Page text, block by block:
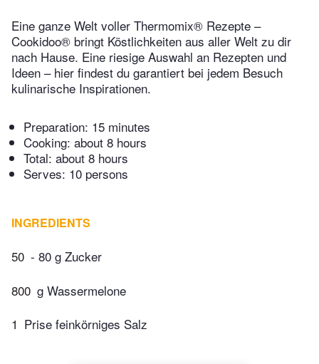
Eine ganze Welt voller Thermomix® Rezepte –
Cookidoo® bringt Köstlichkeiten aus aller Welt zu dir
nach Hause. Eine riesige Auswahl an Rezepten und
Ideen – hier findest du garantiert bei jedem Besuch
kulinarische Inspirationen.
Preparation: 15 minutes
Cooking: about 8 hours
Total: about 8 hours
Serves: 10 persons
INGREDIENTS
50 - 80 g Zucker
800 g Wassermelone
1 Prise feinkörniges Salz